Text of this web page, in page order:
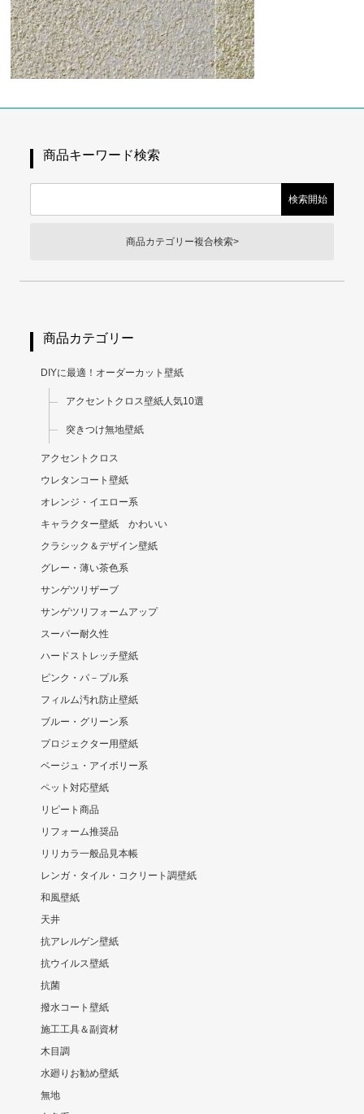
商品キーワード検索
商品カテゴリー複合検索>
商品カテゴリー
DIYに最適！オーダーカット壁紙
アクセントクロス壁紙人気10選
突きつけ無地壁紙
アクセントクロス
ウレタンコート壁紙
オレンジ・イエロー系
キャラクター壁紙 かわいい
クラシック＆デザイン壁紙
グレー・薄い茶色系
サンゲツリザーブ
サンゲツリフォームアップ
スーパー耐久性
ハードストレッチ壁紙
ピンク・パ－プル系
フィルム汚れ防止壁紙
ブルー・グリーン系
プロジェクター用壁紙
ベージュ・アイボリー系
ペット対応壁紙
リピート商品
リフォーム推奨品
リリカラ一般品見本帳
レンガ・タイル・コクリート調壁紙
和風壁紙
天井
抗アレルゲン壁紙
抗ウイルス壁紙
抗菌
撥水コート壁紙
施工工具＆副資材
木目調
水廻りお勧め壁紙
無地